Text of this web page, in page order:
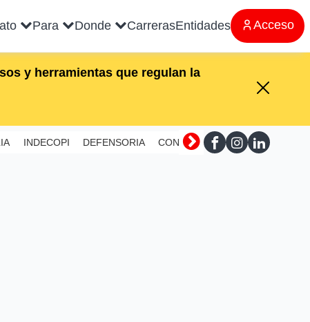
Para Donde CarrerasEntidades Acceso
y herramientas que regulan la
INDECOPI DEFENSORIA CONTRALORIA SUNAFIL